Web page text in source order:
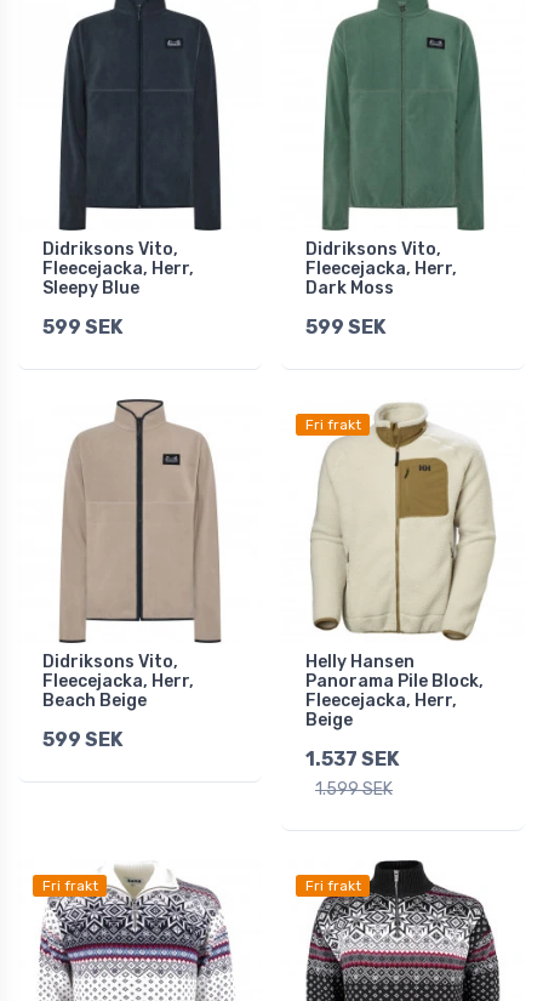
Didriksons Vito,
Fleecejacka, Herr,
Sleepy Blue
599 SEK
Didriksons Vito,
Fleecejacka, Herr,
Dark Moss
599 SEK
Didriksons Vito,
Fleecejacka, Herr,
Beach Beige
599 SEK
Fri frakt
Helly Hansen
Panorama Pile Block,
Fleecejacka, Herr,
Beige
1.537 SEK
1.599 SEK
Fri frakt Fri frakt